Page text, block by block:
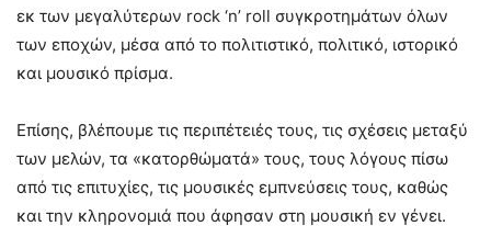
εκ των μεγαλύτερων rock ‘n’ roll συγκροτημάτων όλων
των εποχών, μέσα από το πολιτιστικό, πολιτικό, ιστορικό
και μουσικό πρίσμα.
Επίσης, βλέπουμε τις περιπέτειές τους, τις σχέσεις μεταξύ
των μελών, τα «κατορθώματά» τους, τους λόγους πίσω
από τις επιτυχίες, τις μουσικές εμπνεύσεις τους, καθώς
και την κληρονομιά που άφησαν στη μουσική εν γένει.